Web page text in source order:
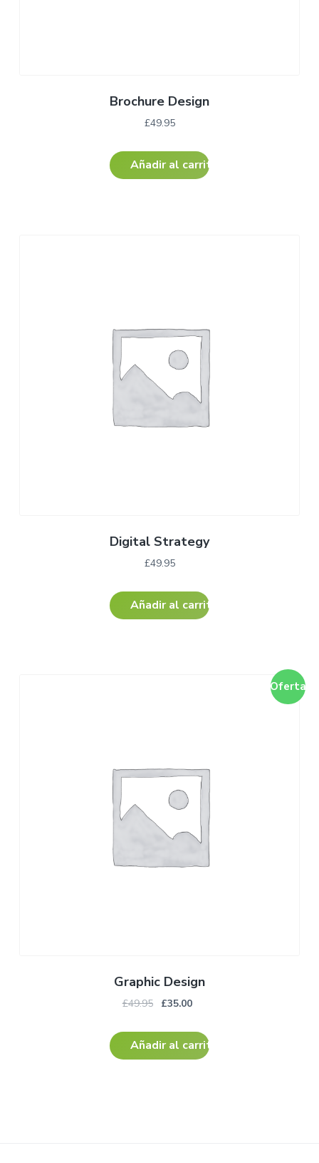
Brochure Design
£49.95
Añadir al carrito
Digital Strategy
£49.95
Añadir al carrito
¡Oferta!
Graphic Design
£49.95 £35.00
Añadir al carrito